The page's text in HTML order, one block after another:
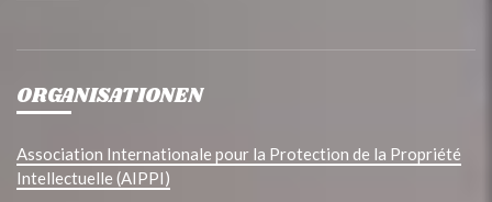
ORGANISATIONEN
Association Internationale pour la Protection de la Propriété
Intellectuelle (AIPPI)